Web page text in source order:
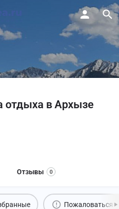
отдыха в Архызе
Отзывы 0
Пожаловаться